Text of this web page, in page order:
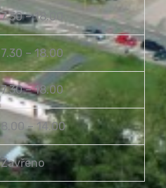
7.30 – 18.00
7.30 – 18.00
7.30 – 18.00
8.00 – 14.00
Zavřeno